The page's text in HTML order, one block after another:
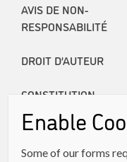
AVIS DE NON-
RESPONSABILITÉ
DROIT D’AUTEUR
CONSTITUTION
RAPPORTS ANNUELS
Enable
Some of our forms